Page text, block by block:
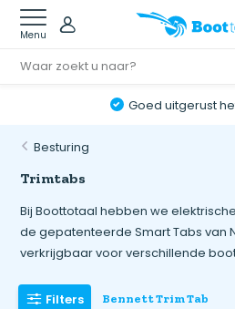
Menu
Goed uitgerust
Besturing
Trimtabs
Bij Boottotaal hebben we
de gepatenteerde Smart Tabs van
verkrijgbaar voor verschillende
Filters Bennett Trim Tab